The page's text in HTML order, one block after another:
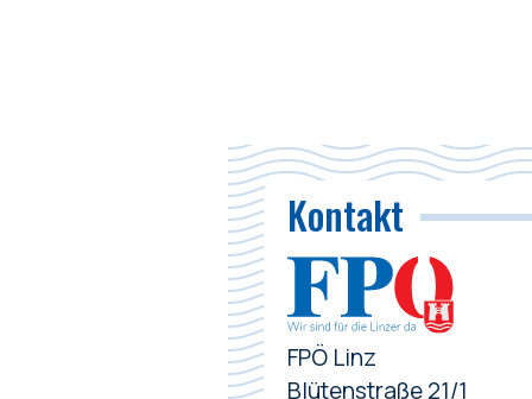
Kontakt
FPÖ Linz
Blütenstraße 21/1